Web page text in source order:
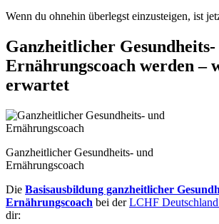
Wenn du ohnehin überlegst einzusteigen, ist
Ganzheitlicher Gesundheits-
Ernährungscoach werden –
erwartet
Ganzheitlicher Gesundheits- und
Ernährungscoach
Die Basisausbildung ganzheitlicher
Ernährungscoach bei derLCHF
dir: